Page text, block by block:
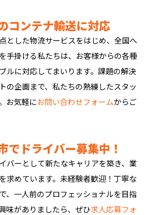
コンテナ輸送に対応
とした物流サービスをはじめ、全国へ
手掛ける私たちは、お客様からの各種
ルに対応してまいります。課題の解決
の企画まで、私たちの熟練したスタッ
お気軽にお問い合わせフォームからご
でドライバー募集中！
バーとして新たなキャリアを築き、業
求めています。未経験者歓迎！丁寧な
、一人前のプロフェッショナルを目指
味がありましたら、ぜひ求人応募フォ